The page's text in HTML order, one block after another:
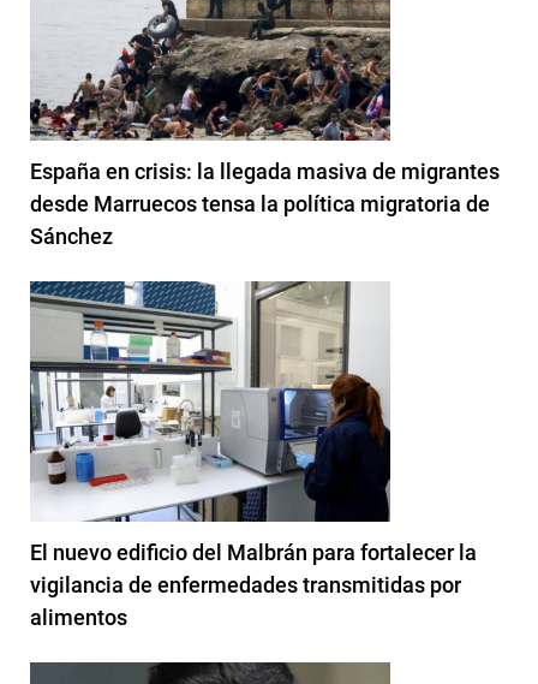
España en crisis: la llegada masiva de migrantes
desde Marruecos tensa la política migratoria de
Sánchez
El nuevo edificio del Malbrán para fortalecer la
vigilancia de enfermedades transmitidas por
alimentos